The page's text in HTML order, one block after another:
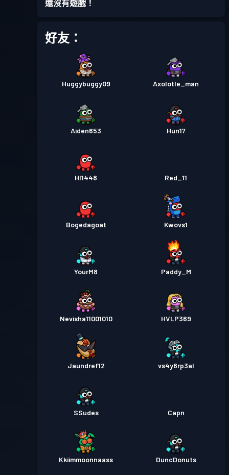
還沒有遊戲！
好友：
Huggybuggy09 Axolotle_man
Aiden653 Hun17
HI1448 Red_11
Bogedagoat Kwovs1
YourM8 Paddy_M
Nevisha11001010 HVLP369
Jaundref12 vs4y6rp3al
SSudes Capn
Kkiimmoonnaass DuncDonuts